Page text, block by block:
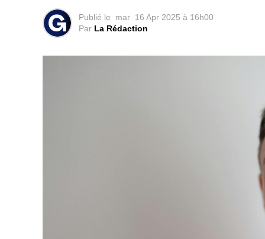
Publié le mar 16 Apr 2025 à 16h00
Par La Rédaction